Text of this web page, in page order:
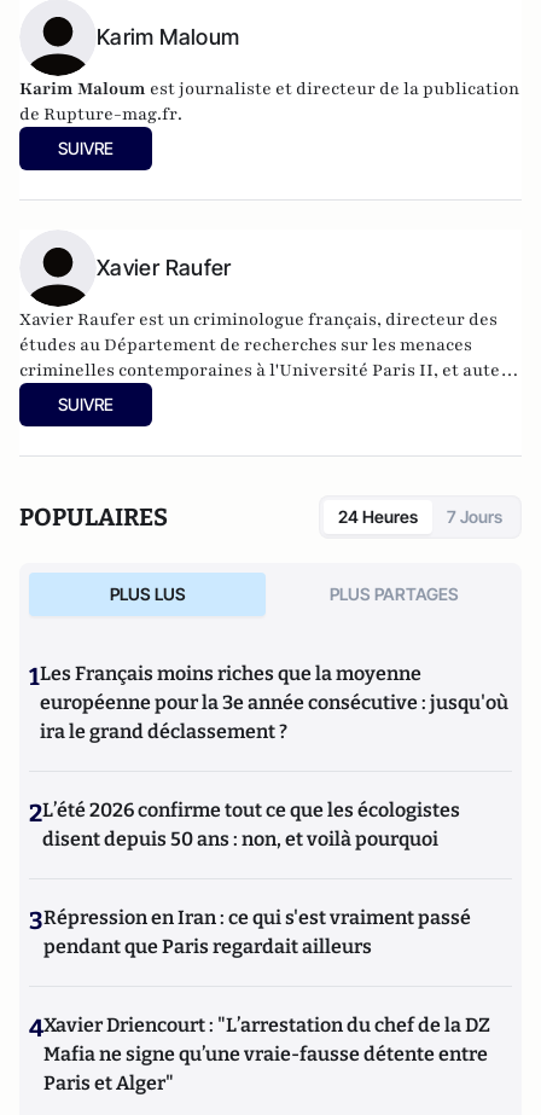
Karim Maloum
Karim Maloum est journaliste et directeur de la publication
de Rupture-mag.fr.
SUIVRE
Xavier Raufer
Xavier Raufer est un criminologue français, directeur des
études au Département de recherches sur les menaces
criminelles contemporaines à l'Université Paris II, et auteur
de nombreux ouvrages sur le sujet. Dernier en date:
criminalité organisée dans le chaos mondial : mafias,
SUIVRE
POPULAIRES 24 Heures 7 Jours
PLUS LUS PLUS PARTAGES
1Les Français moins riches que la moyenne
européenne pour la 3e année consécutive : jusqu'où
ira le grand déclassement ?
2L’été 2026 confirme tout ce que les écologistes
disent depuis 50 ans : non, et voilà pourquoi
3Répression en Iran : ce qui s'est vraiment passé
pendant que Paris regardait ailleurs
4Xavier Driencourt : "L’arrestation du chef de la DZ
Mafia ne signe qu’une vraie-fausse détente entre
Paris et Alger"